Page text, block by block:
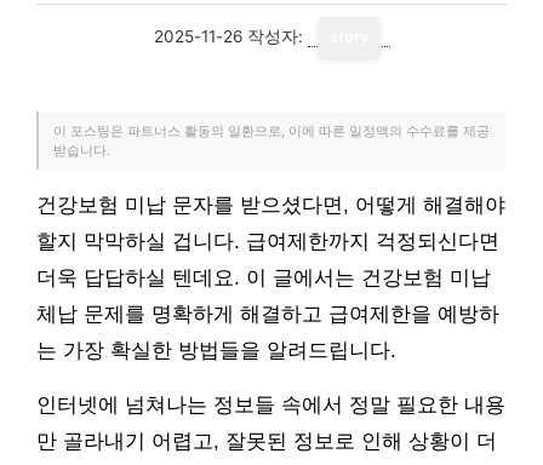
2025-11-26 작성자:
이 포스팅은 파트너스 활동의 일환으로, 이에 따른 일정액의 수수료를 제공
받습니다.
건강보험 미납 문자를 받으셨다면, 어떻게 해결해야
할지 막막하실 겁니다. 급여제한까지 걱정되신다면
더욱 답답하실 텐데요. 이 글에서는 건강보험 미납
체납 문제를 명확하게 해결하고 급여제한을 예방하
는 가장 확실한 방법들을 알려드립니다.
인터넷에 넘쳐나는 정보들 속에서 정말 필요한 내용
만 골라내기 어렵고, 잘못된 정보로 인해 상황이 더